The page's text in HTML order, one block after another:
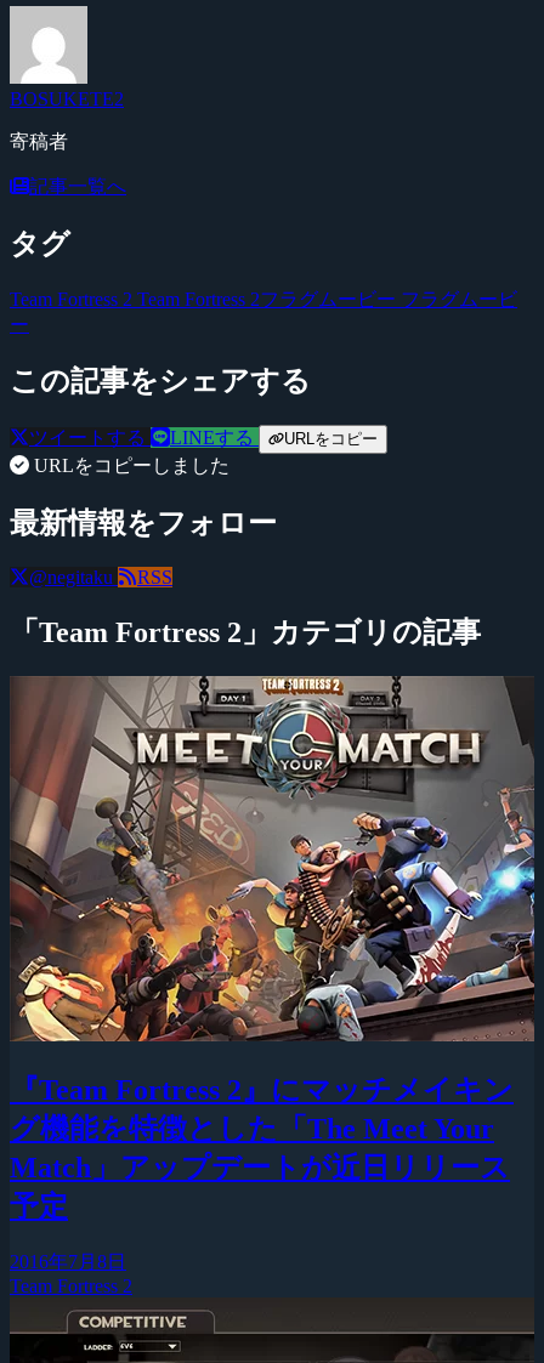
BOSUKETE2
寄稿者
記事一覧へ
タグ
Team Fortress 2 Team Fortress 2フラグムービー フラグムービ
ー
この記事をシェアする
ツイートする LINEする URLをコピー
URLをコピーしました
最新情報をフォロー
@negitaku RSS
「Team Fortress 2」カテゴリの記事
『Team Fortress 2』にマッチメイキン
グ機能を特徴とした「The Meet Your
Match」アップデートが近日リリース
予定
2016年7月8日
Team Fortress 2